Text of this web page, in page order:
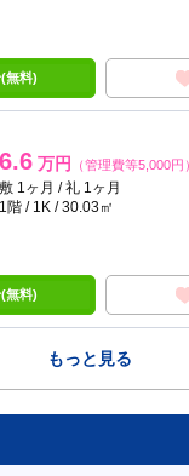
無料)
6.6 万円 （管理費等5,000円）
敷 1ヶ月 / 礼 1ヶ月
1階 / 1K / 30.03㎡
無料)
もっと見る